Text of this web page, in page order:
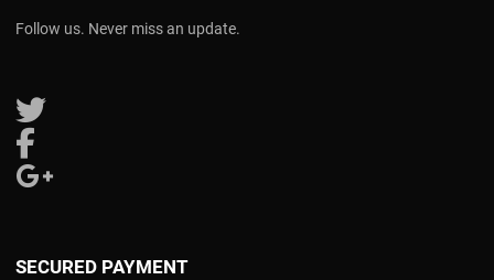
Follow us. Never miss an update.
Follow us on Twitter
SECURED PAYMENT